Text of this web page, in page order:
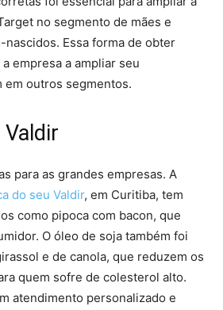
no segmento de mães e
Essa forma de obter
empresa a ampliar seu
em outros segmentos.
para as grandes empresas. A
do seu Valdir, em Curitiba, tem
como pipoca com bacon, que
O óleo de soja também foi
e de canola, que reduzem os
quem sofre de colesterol alto.
atendimento personalizado e